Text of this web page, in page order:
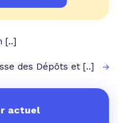
[..]
des Dépôts et [..]
actuel